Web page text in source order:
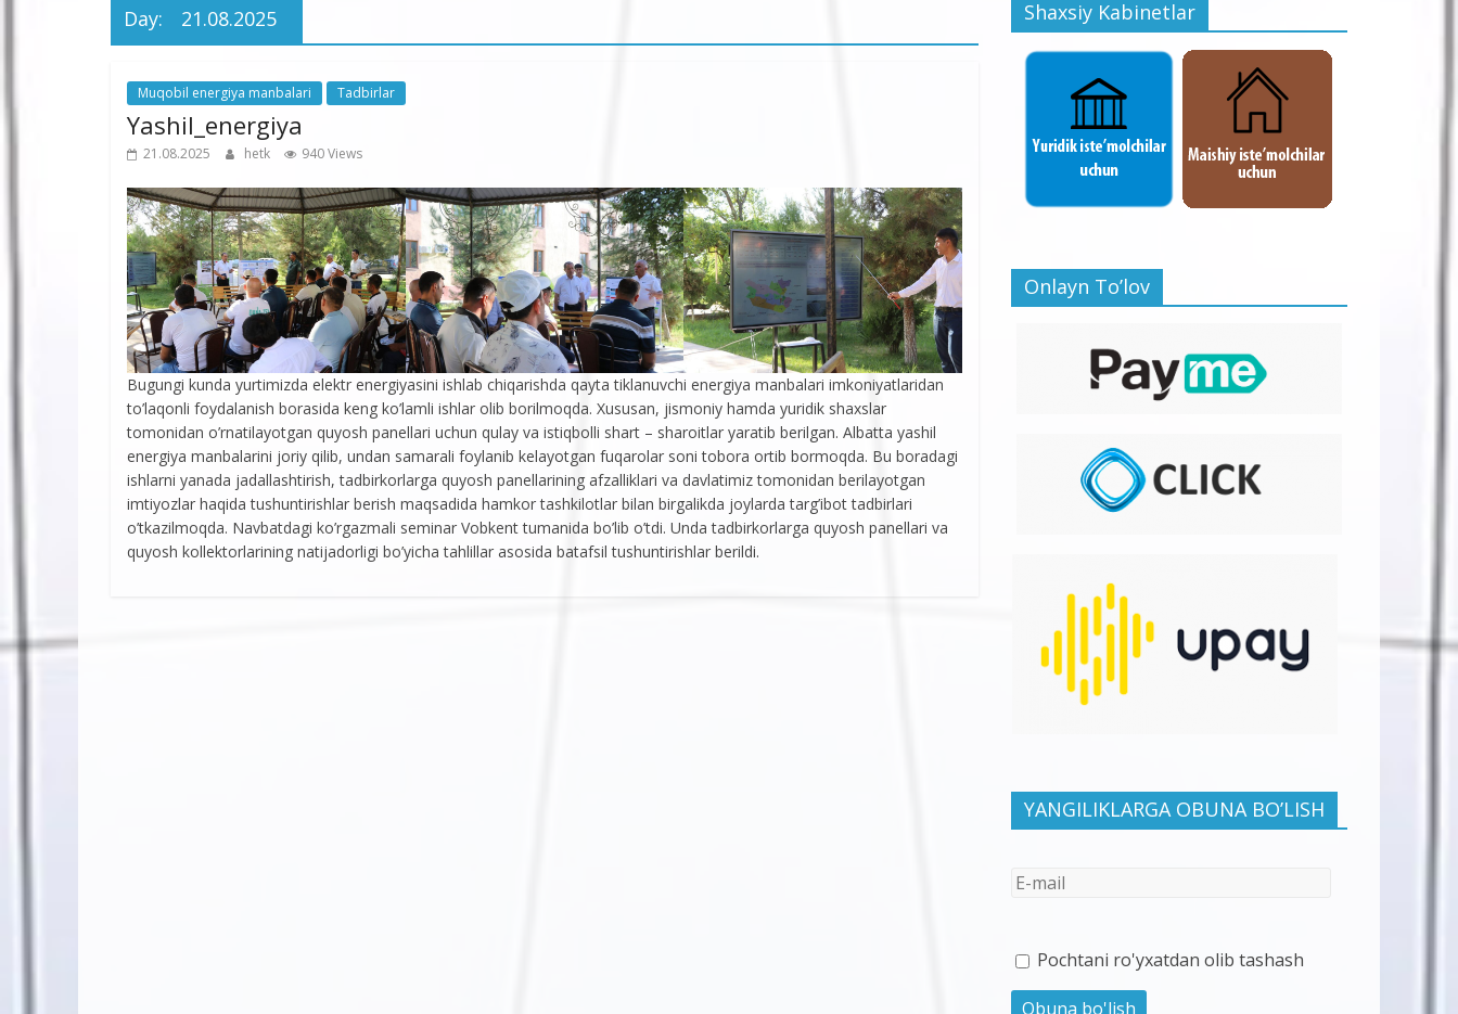
Day: 21.08.2025
Muqobil energiya manbalari Tadbirlar
Yashil_energiya
21.08.2025 hetk 940 Views
Bugungi kunda yurtimizda elektr energiyasini ishlab chiqarishda qayta tiklanuvchi energiya manbalari imkoniyatlaridan
to’laqonli foydalanish borasida keng ko’lamli ishlar olib borilmoqda. Xususan, jismoniy hamda yuridik shaxslar
tomonidan o’rnatilayotgan quyosh panellari uchun qulay va istiqbolli shart – sharoitlar yaratib berilgan. Albatta yashil
energiya manbalarini joriy qilib, undan samarali foylanib kelayotgan fuqarolar soni tobora ortib bormoqda. Bu boradagi
ishlarni yanada jadallashtirish, tadbirkorlarga quyosh panellarining afzalliklari va davlatimiz tomonidan berilayotgan
imtiyozlar haqida tushuntirishlar berish maqsadida hamkor tashkilotlar bilan birgalikda joylarda targ’ibot tadbirlari
o’tkazilmoqda. Navbatdagi ko’rgazmali seminar Vobkent tumanida bo’lib o’tdi. Unda tadbirkorlarga quyosh panellari va
quyosh kollektorlarining natijadorligi bo’yicha tahlillar asosida batafsil tushuntirishlar berildi.
Shaxsiy Kabinetlar
Onlayn To’lov
YANGILIKLARGA OBUNA BO’LISH
Pochtani ro'yxatdan olib tashash